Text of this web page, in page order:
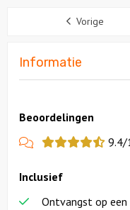
Vorige
Informatie
Beoordelingen
View
reviews
9.4/
Inclusief
Ontvangst op